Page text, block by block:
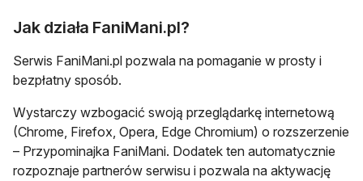
Jak działa FaniMani.pl?
Serwis FaniMani.pl pozwala na pomaganie w prosty i
bezpłatny sposób.
Wystarczy wzbogacić swoją przeglądarkę internetową
(Chrome, Firefox, Opera, Edge Chromium) o rozszerzenie
– Przypominajka FaniMani. Dodatek ten automatycznie
rozpoznaje partnerów serwisu i pozwala na aktywację